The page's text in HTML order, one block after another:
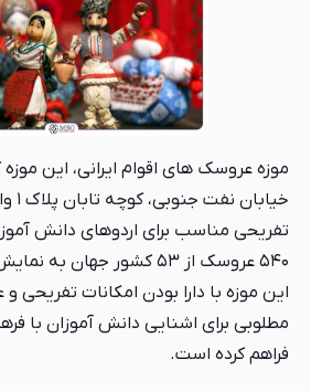
موزه عروسک های اقوام ایرانی، این موزه
تفریحی مناسب برای اردوهای دانش
۵۴۰ عروسک از ۵۳ کشور جهان
این موزه با دارا بودن امکانات
مطلوبی برای اشنایی دانش آموزان با
فراهم کرده است.